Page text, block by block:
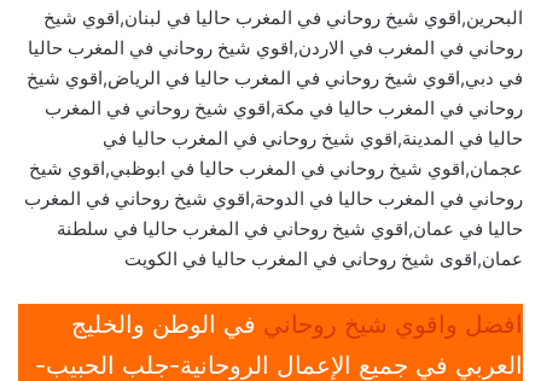
البحرين,اقوي شيخ روحاني في المغرب حاليا في لبنان,اقوي شيخ
روحاني في المغرب في الاردن,اقوي شيخ روحاني في المغرب حاليا
في دبي,اقوي شيخ روحاني في المغرب حاليا في الرياض,اقوي شيخ
روحاني في المغرب حاليا في مكة,اقوي شيخ روحاني في المغرب
حاليا في المدينة,اقوي شيخ روحاني في المغرب حاليا في
عجمان,اقوي شيخ روحاني في المغرب حاليا في ابوظبي,اقوي شيخ
روحاني في المغرب حاليا في الدوحة,اقوي شيخ روحاني في المغرب
حاليا في عمان,اقوي شيخ روحاني في المغرب حاليا في سلطنة
عمان,اقوى شيخ روحاني في المغرب حاليا في الكويت
افضل واقوي شيخ روحاني في الوطن والخليج
العربي في جميع الإعمال الروحانية-جلب الحبيب-